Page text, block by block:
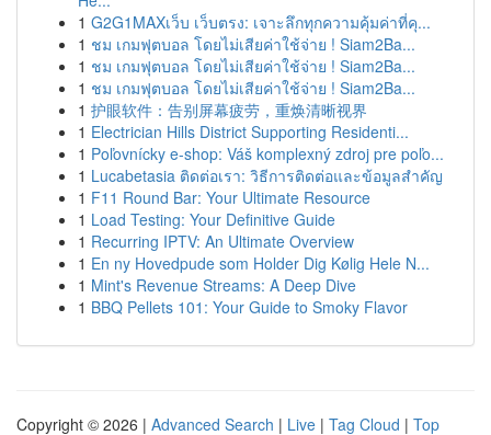
1 G2G1MAXเว็บ เว็บตรง: เจาะลึกทุกความคุ้มค่าที่คุ...
1 ชม เกมฟุตบอล โดยไม่เสียค่าใช้จ่าย ! Siam2Ba...
1 ชม เกมฟุตบอล โดยไม่เสียค่าใช้จ่าย ! Siam2Ba...
1 ชม เกมฟุตบอล โดยไม่เสียค่าใช้จ่าย ! Siam2Ba...
1 护眼软件：告别屏幕疲劳，重焕清晰视界
1 Electrician Hills District Supporting Residenti...
1 Poľovnícky e-shop: Váš komplexný zdroj pre poľo...
1 Lucabetasia ติดต่อเรา: วิธีการติดต่อและข้อมูลสำคัญ
1 F11 Round Bar: Your Ultimate Resource
1 Load Testing: Your Definitive Guide
1 Recurring IPTV: An Ultimate Overview
1 En ny Hovedpude som Holder Dig Kølig Hele N...
1 Mint's Revenue Streams: A Deep Dive
1 BBQ Pellets 101: Your Guide to Smoky Flavor
Copyright © 2026 | Advanced Search | Live | Tag Cloud | Top